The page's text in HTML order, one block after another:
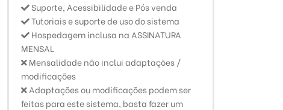
Suporte, Acessibilidade e Pós venda
Tutoriais e suporte de uso do sistema
Hospedagem inclusa na ASSINATURA
MENSAL
Mensalidade não inclui adaptações /
modificações
Adaptações ou modificações podem ser
feitas para este sistema, basta fazer um